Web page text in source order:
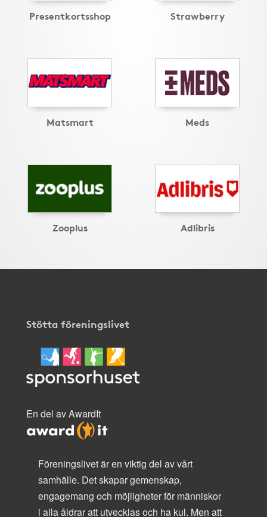
Presentkortsshop Strawberry
Matsmart Meds
Zooplus Adlibris
Stötta föreningslivet
En del av AwardIt
Föreningslivet är en viktig del av vårt
samhälle. Det skapar gemenskap,
engagemang och möjligheter för människor
i alla åldrar att utvecklas och ha kul. Men att